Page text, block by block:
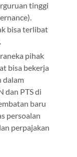
tinggi
bisa terlibat
pihak
bisa bekerja
dalam
dan PTS di
baru
persoalan
perpajakan